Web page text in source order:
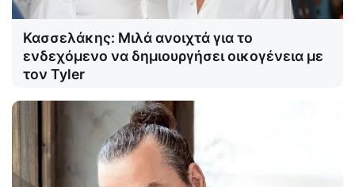
Κασσελάκης: Μιλά ανοιχτά για το
ενδεχόμενο να δημιουργήσει οικογένεια με
τον Tyler